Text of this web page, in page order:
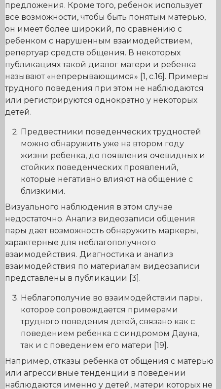
предложения. Кроме того, ребенок использует
все возможности, чтобы быть понятым матерью,
он имеет более широкий, по сравнению с
ребенком с нарушенным взаимодействием,
репертуар средств общения. В некоторых
публикациях такой диалог матери и ребенка
называют «непрерывающимся» [1, c.16]. Примеры
трудного поведения при этом не наблюдаются
или регистрируются однократно у некоторых
детей.
Предвестники поведенческих трудностей
можно обнаружить уже на втором году
жизни ребенка, до появления очевидных и
стойких поведенческих проявлений,
которые негативно влияют на общение с
близкими.
Визуального наблюдения в этом случае
недостаточно. Анализ видеозаписи общения
пары дает возможность обнаружить маркеры,
характерные для неблагополучного
взаимодействия. Диагностика и анализ
взаимодействия по материалам видеозаписи
представлены в публикации [3].
Неблагополучие во взаимодействии пары,
которое сопровождается примерами
трудного поведения детей, связано как с
поведением ребенка с синдромом Дауна,
так и с поведением его матери [19].
Например, отказы ребенка от общения с матерью
или агрессивные тенденции в поведении
наблюдаются именно у детей, матери которых не